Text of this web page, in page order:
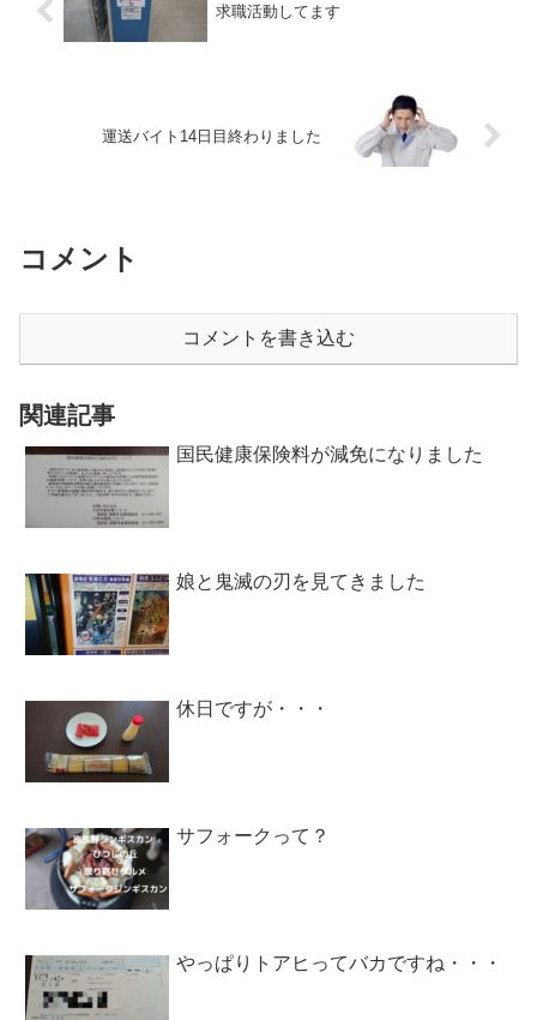
求職活動してます
運送バイト14日目終わりました
コメント
コメントを書き込む
関連記事
国民健康保険料が減免になりました
娘と鬼滅の刃を見てきました
休日ですが・・・
サフォークって？
やっぱりトアヒってバカですね・・・